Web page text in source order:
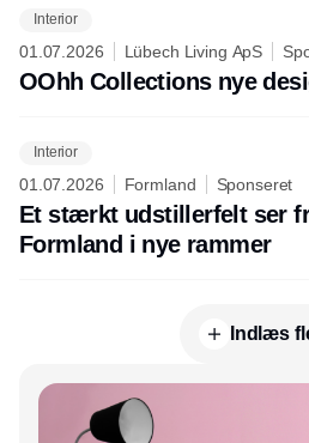
Interior
01.07.2026 Lübech Living ApS
OOhh Collections nye
Interior
01.07.2026 Formland Sponseret
Et stærkt udstillerfelt ser
Formland i nye rammer
Indlæs
Annonce